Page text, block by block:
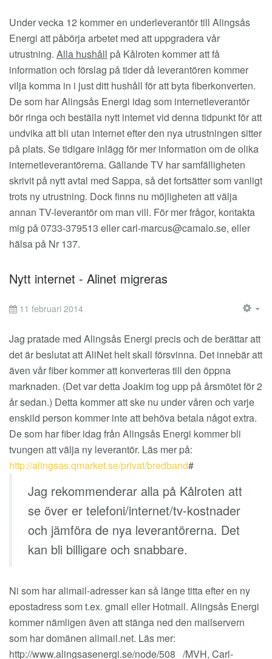
Under vecka 12 kommer en underleverantör till Alingsås
Energi att påbörja arbetet med att uppgradera vår
utrustning. Alla hushåll på Kålroten kommer att få
information och förslag på tider då leverantören kommer
vilja komma in i just ditt hushåll för att byta fiberkonverten.
De som har Alingsås Energi idag som internetleverantör
bör ringa och beställa nytt internet vid denna tidpunkt för att
undvika att bli utan internet efter den nya utrustningen sitter
på plats. Se tidigare inlägg för mer information om de olika
internetleverantörerna. Gällande TV har samfälligheten
skrivit på nytt avtal med Sappa, så det fortsätter som vanligt
trots ny utrustning. Dock finns nu möjligheten att välja
annan TV-leverantör om man vill. För mer frågor, kontakta
mig på 0733-379513 ellercarl-marcus@camalo.se, eller
hälsa på Nr 137.
Nytt internet - Alinet migreras
11 februari 2014
Jag pratade med Alingsås Energi precis och de berättar att
det är beslutat att AliNet helt skall försvinna. Det innebär att
även vår fiber kommer att konverteras till den öppna
marknaden. (Det var detta Joakim tog upp på årsmötet för 2
år sedan.) Detta kommer att ske nu under våren och varje
enskild person kommer inte att behöva betala något extra.
De som har fiber idag från Alingsås Energi kommer bli
tvungen att välja ny leverantör. Läs mer på:
http://alingsas.qmarket.se/privat/bredband#
Jag rekommenderar alla på Kålroten att
se över er telefoni/internet/tv-kostnader
och jämföra de nya leverantörerna. Det
kan bli billigare och snabbare.
Ni som har alimail-adresser kan så länge titta efter en ny
epostadress som t.ex. gmail eller Hotmail. Alingsås Energi
kommer nämligen även att stänga ned den mailservern
som har domänen alimail.net. Läs mer:
http://www.alingsasenergi.se/node/508 /MVH, Carl-